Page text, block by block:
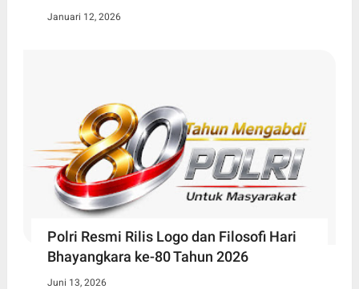
Januari 12, 2026
Polri Resmi Rilis Logo dan Filosofi Hari
Bhayangkara ke-80 Tahun 2026
Juni 13, 2026